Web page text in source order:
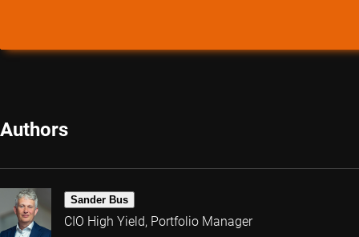
Authors
Sander Bus
CIO High Yield, Portfolio Manager